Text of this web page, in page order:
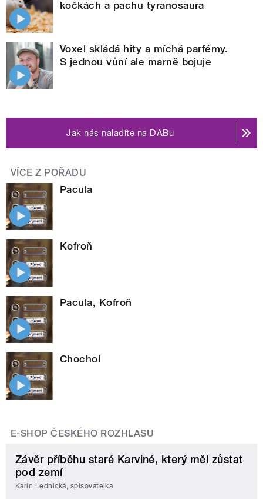
kočkách a pachu tyranosaura
Voxel skládá hity a míchá parfémy.
S jednou vůní ale marně bojuje
Jak nás naladíte na DABu
VÍCE Z POŘADU
Pacula
Kofroň
Pacula, Kofroň
Chochol
E-SHOP ČESKÉHO ROZHLASU
Závěr příběhu staré Karviné, který měl zůstat
pod zemí
Karin Lednická, spisovatelka